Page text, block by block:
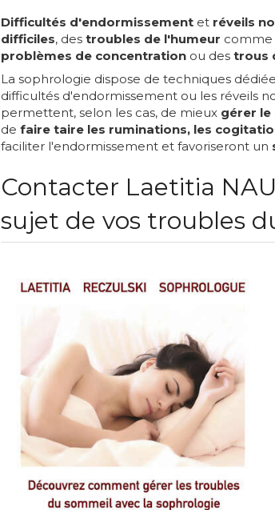
Difficultés d'endormissement et réveils
difficiles, des troubles de l'humeur comme
problèmes de concentration ou des trous
La sophrologie dispose de techniques
difficultés d'endormissement ou les réveils
permettent, selon les cas, de mieux gérer le
de faire taire les ruminations, les
faciliter l'endormissement et favoriseront un
Contacter Laetitia
sujet de vos troubles